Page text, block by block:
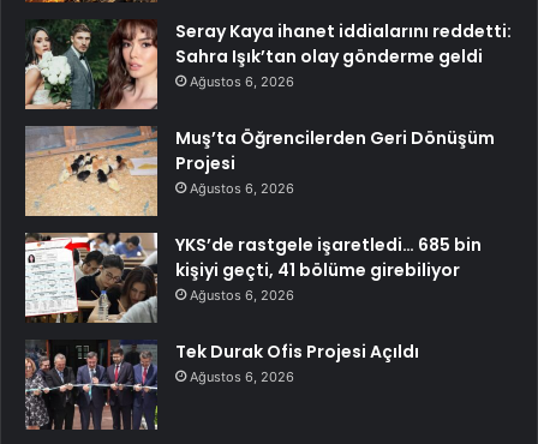
Seray Kaya ihanet iddialarını reddetti:
Sahra Işık’tan olay gönderme geldi
Ağustos 6, 2026
Muş’ta Öğrencilerden Geri Dönüşüm
Projesi
Ağustos 6, 2026
YKS’de rastgele işaretledi… 685 bin
kişiyi geçti, 41 bölüme girebiliyor
Ağustos 6, 2026
Tek Durak Ofis Projesi Açıldı
Ağustos 6, 2026